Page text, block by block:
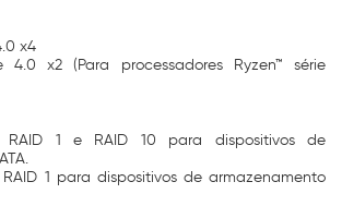
x4
4.0 x2 (Para processadores Ryzen™ série
RAID 1 e RAID 10 para dispositivos de
1 para dispositivos de armazenamento